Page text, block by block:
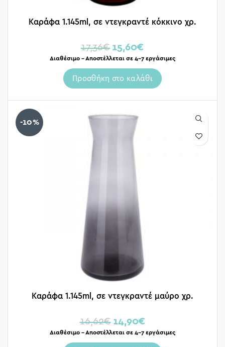
Καράφα 1.145ml, σε ντεγκραντέ κόκκινο χρ.
17,36€ 15,60€
Διαθέσιμο – Αποστέλλεται σε 4-7 εργάσιμες
Προσθήκη στο καλάθι
-10%
Καράφα 1.145ml, σε ντεγκραντέ μαύρο χρ.
16,62€ 14,90€
Διαθέσιμο – Αποστέλλεται σε 4-7 εργάσιμες